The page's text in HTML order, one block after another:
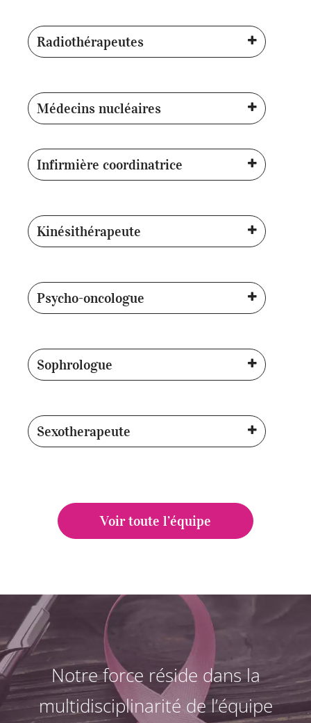
Radiothérapeutes
Médecins nucléaires
Infirmière coordinatrice
Kinésithérapeute
Psycho-oncologue
Sophrologue
Sexotherapeute
Voir toute l’équipe
Notre force réside dans la
multidisciplinarité de l’équipe